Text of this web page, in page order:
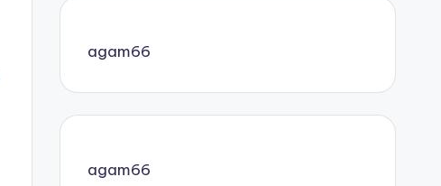
agam66
agam66